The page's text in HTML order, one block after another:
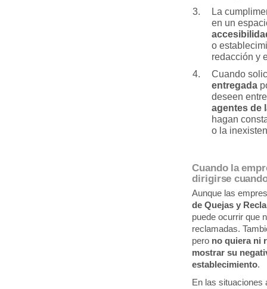
La
en un
o
redacción y
Cuando
entregada
deseen
agentes de
hagan
o la
Cuando la
dirigirse
Aunque las
de Quejas y
puede ocurrir que
reclamadas.
pero no quiera ni
mostrar su
establecimiento.
En las situaciones